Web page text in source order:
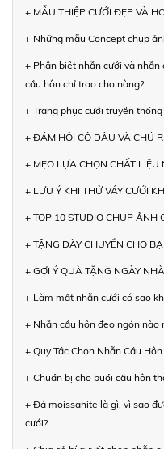
+ MẪU THIỆP CƯỚI ĐẸP VÀ
+ Những mẫu Concept chụp
+ Phân biệt nhẫn cưới và nhẫn
cầu hôn chỉ trao cho nàng?
+ Trang phục cưới truyền
+ ĐÁM HỎI CÔ DÂU VÀ CHÚ
+ MẸO LỰA CHỌN CHẤT
+ LƯU Ý KHI THỬ VÁY CƯỚI
+ TOP 10 STUDIO CHỤP ẢNH
+ TẶNG DÂY CHUYỀN CHO
+ GỢI Ý QUÀ TẶNG NGÀY
+ Làm mất nhẫn cưới có sao
+ Nhẫn cầu hôn đeo ngón
+ Quy Tắc Chọn Nhẫn Cầu
+ Chuẩn bị cho buổi cầu hôn
+ Đá moissanite là gì, vì sao
cưới?